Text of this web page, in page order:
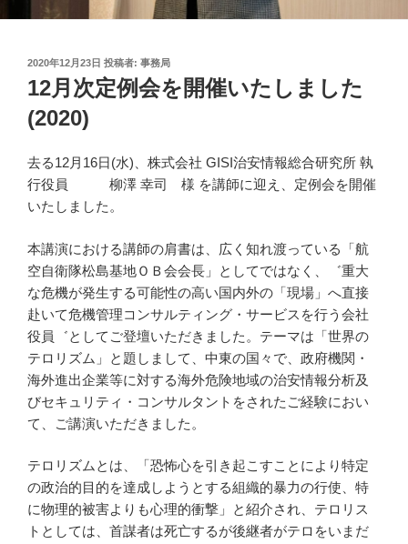
投
稿
日:
2020年12月23日 投稿者: 事務局
12月次定例会を開催いたしました
(2020)
去る12月16日(水)、株式会社 GISI治安情報総合研究所 執
行役員 柳澤 幸司 様 を講師に迎え、定例会を開催
いたしました。
本講演における講師の肩書は、広く知れ渡っている「航
空自衛隊松島基地ＯＢ会会長」としてではなく、゛重大
な危機が発生する可能性の高い国内外の「現場」へ直接
赴いて危機管理コンサルティング・サービスを行う会社
役員゛としてご登壇いただきました。 テーマは 「世界の
テロリズム 」
と題しまして、中東の国々で、政府機関・
海外進出企業等に対する海外危険地域の治安情報分析及
びセキュリティ・コンサルタントをされたご経験におい
て、ご講演いただきました。
テロリズムとは、「恐怖心を引き起こすことにより特定
の政治的目的を達成しようとする組織的暴力の行使、特
に物理的被害よりも心理的衝撃」と紹介され、テロリス
トとしては、首謀者は死亡するが後継者がテロをいまだ